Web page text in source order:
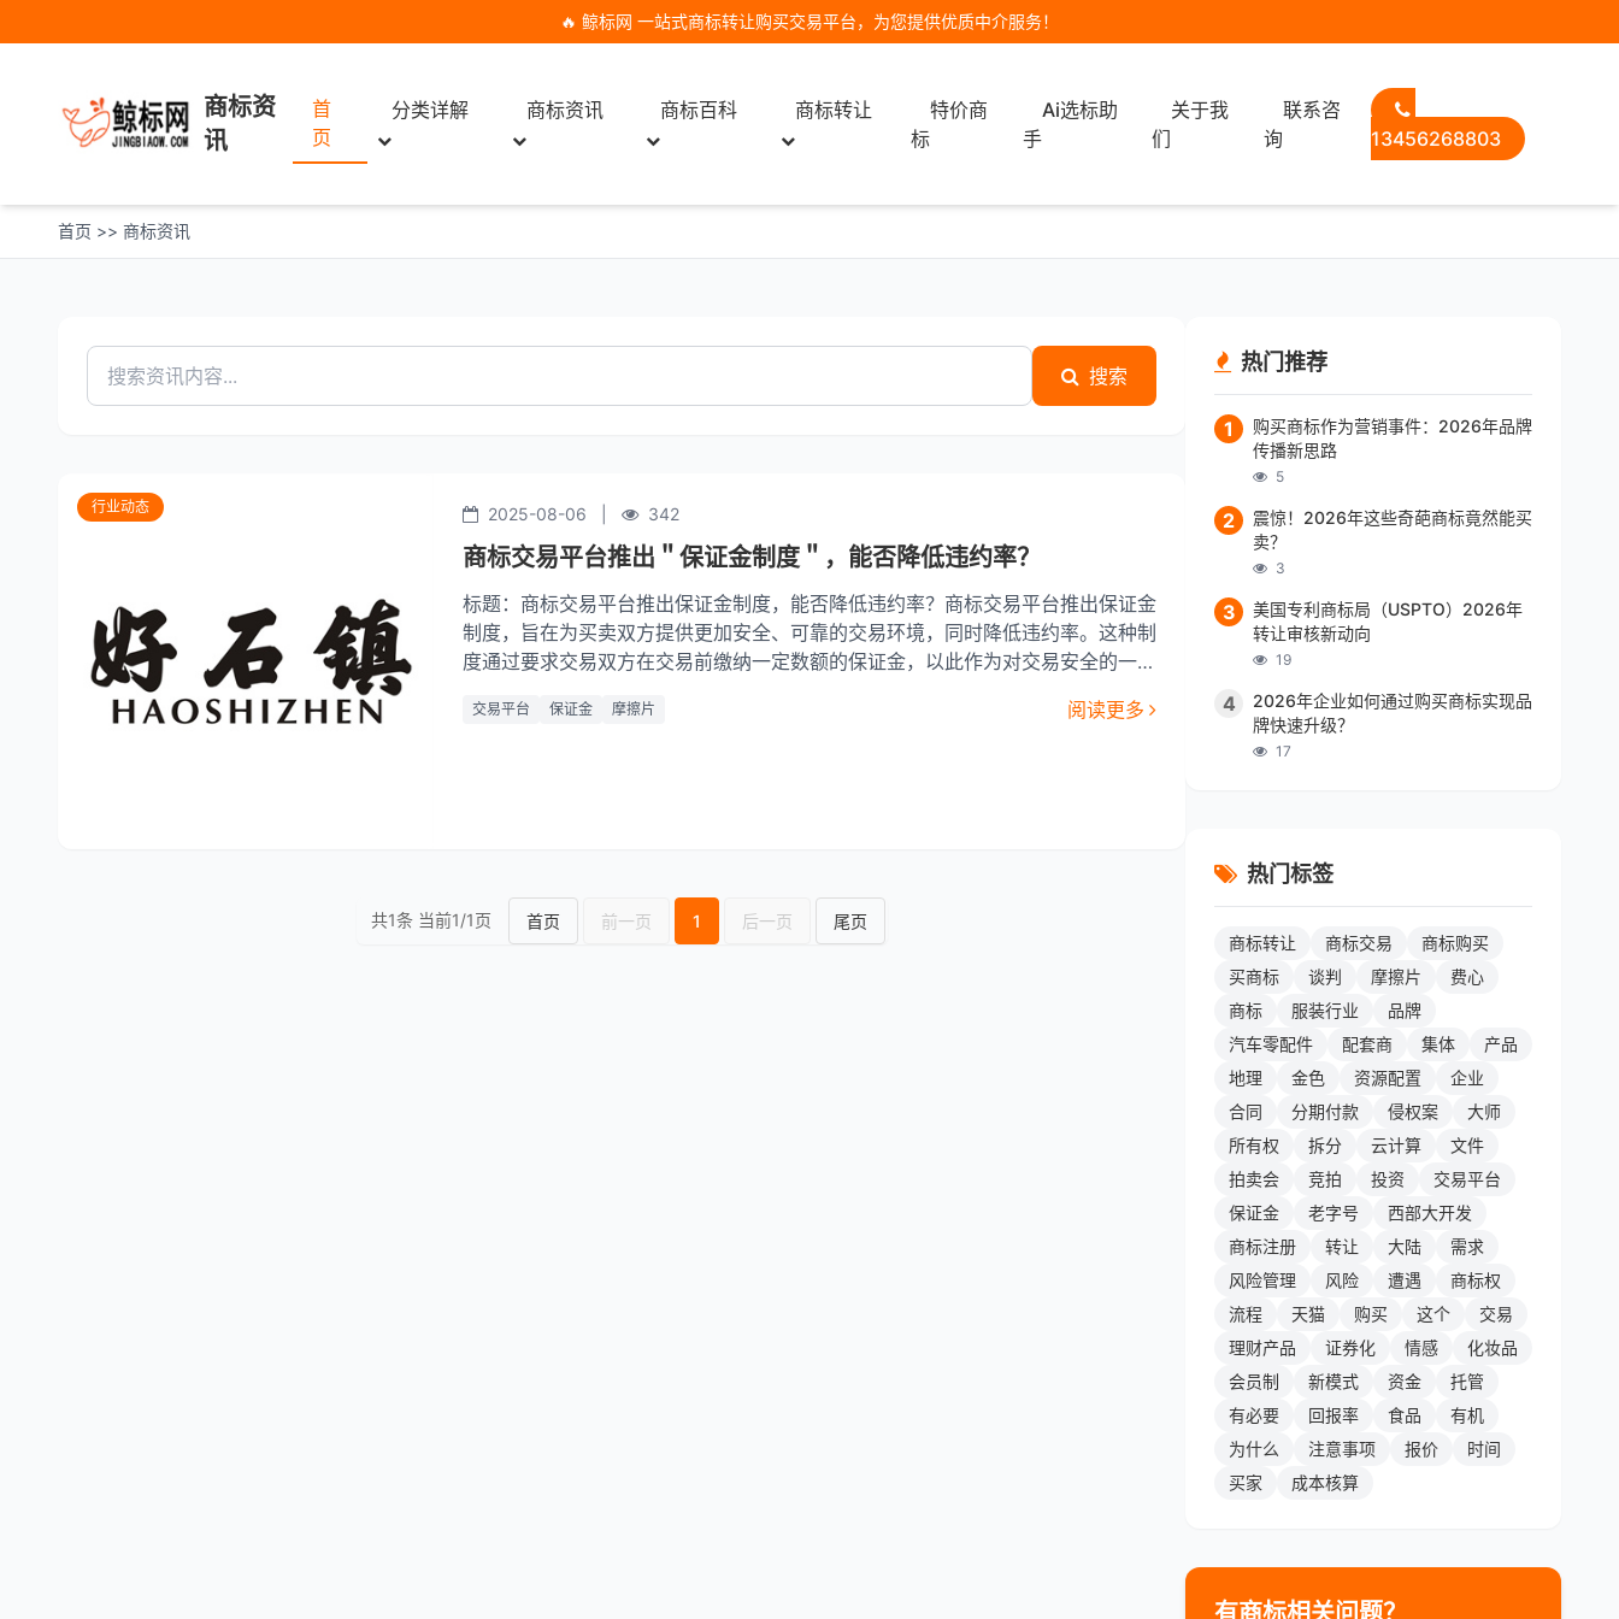
🔥 鲸标网 一站式商标转让购买交易平台，为您提供优质中介服务！
商标资
讯
首
页
分类详解 商标资讯 商标百科 商标转让
特价商
标
Ai选标助
手
关于我
们
联系咨
询
13456268803
首页 >> 商标资讯
搜索
行业动态 2025-08-06 342
商标交易平台推出＂保证金制度＂，能否降低违约率？
标题：商标交易平台推出保证金制度，能否降低违约率？商标交易平台推出保证金
制度，旨在为买卖双方提供更加安全、可靠的交易环境，同时降低违约率。这种制
度通过要求交易双方在交易前缴纳一定数额的保证金，以此作为对交易安全的一种
的利益。
交易平台 保证金 摩擦片 阅读更多
共1条 当前1/1页 首页 前一页 1 后一页 尾页
热门推荐
1
购买商标作为营销事件：2026年品牌
传播新思路
5
2
震惊！2026年这些奇葩商标竟然能买
卖？
3
3
美国专利商标局（USPTO）2026年
转让审核新动向
19
4
2026年企业如何通过购买商标实现品
牌快速升级？
17
热门标签
商标转让 商标交易
商标购买
买商标
谈判 摩擦片
费心
商标
服装行业
品牌
汽车零配件
配套商 集体
产品
地理
金色 资源配置
企业
合同
分期付款 侵权案
大师
所有权
拆分 云计算
文件
拍卖会
竞拍 投资
交易平台
保证金
老字号
西部大开发
商标注册
转让 大陆
需求
风险管理
风险 遭遇
商标权
流程
天猫 购买 这个
交易
理财产品
证券化 情感
化妆品
会员制
新模式 资金
托管
有必要
回报率 食品
有机
为什么
注意事项 报价
时间
买家
成本核算
有商标相关问题？